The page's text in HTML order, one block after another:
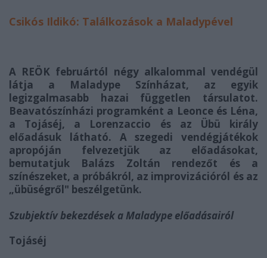
Csikós Ildikó: Találkozások a Maladypével
A REÖK februártól négy alkalommal vendégül
látja a Maladype Színházat, az egyik
legizgalmasabb hazai független társulatot.
Beavatószínházi programként a Leonce és Léna,
a Tojáséj, a Lorenzaccio és az Übü király
előadásuk látható. A szegedi vendégjátékok
apropóján felvezetjük az előadásokat,
bemutatjuk Balázs Zoltán rendezőt és a
színészeket, a próbákról, az improvizációról és az
„übüségről" beszélgetünk.
Szubjektív bekezdések a Maladype előadásairól
Tojáséj